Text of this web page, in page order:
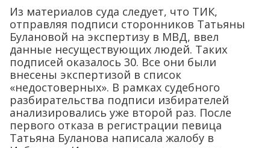
Из материалов суда следует, что ТИК,
отправляя подписи сторонников Татьяны
Булановой на экспертизу в МВД, ввел
данные несуществующих людей. Таких
подписей оказалось 30. Все они были
внесены экспертизой в список
«недостоверных». В рамках судебного
разбирательства подписи избирателей
анализировались уже второй раз. После
первого отказа в регистрации певица
Татьяна Буланова написала жалобу в